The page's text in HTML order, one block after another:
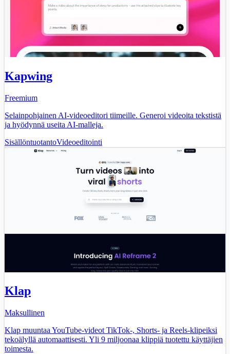
Kapwing
Freemium
Selainpohjainen AI-videoeditori tiimeille. Generoi videoita tekstistä
ja hyödynnä useita AI-malleja.
SisällöntuotantoVideoeditointi
Klap
Maksullinen
Klap muuntaa YouTube-videot TikTok-, Shorts- ja Reels-klipeiksi
tekoälyllä automaattisesti. Yli 9 miljoonaa klippiä tuotettu käyttäjien
toimesta.